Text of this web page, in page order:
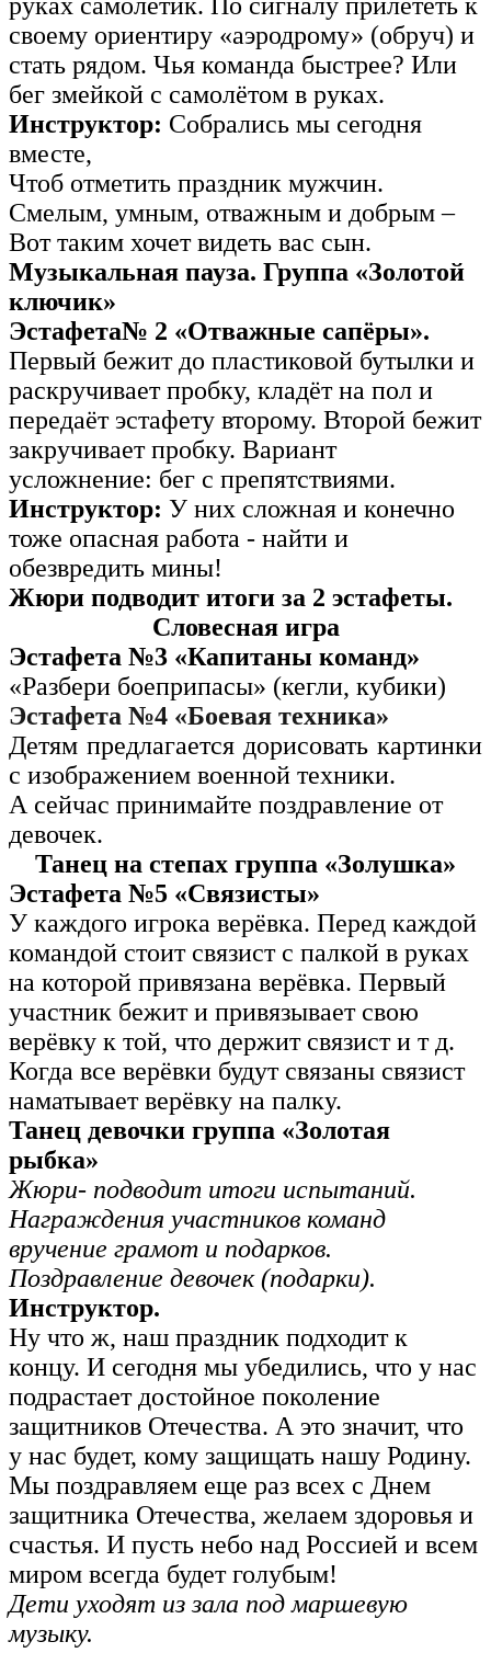
своему ориентиру «аэродрому» (обруч) и
стать рядом. Чья команда быстрее? Или
бег змейкой с самолётом в руках.
Инструктор: Собрались мы сегодня
вместе,
Чтоб отметить праздник мужчин.
Смелым, умным, отважным и добрым –
Вот таким хочет видеть вас сын.
Музыкальная пауза. Группа «Золотой
ключик»
Эстафета№ 2 «Отважные сапёры».
Первый бежит до пластиковой бутылки и
раскручивает пробку, кладёт на пол и
передаёт эстафету второму. Второй бежит
закручивает пробку. Вариант
усложнение: бег с препятствиями.
Инструктор: У них сложная и конечно
тоже опасная работа - найти и
обезвредить мины!
Жюри подводит итоги за 2 эстафеты.
Словесная игра
Эстафета №3 «Капитаны команд»
«Разбери боеприпасы» (кегли, кубики)
Эстафета №4 «Боевая техника»
Детям предлагается дорисовать картинки
с изображением военной техники.
А сейчас принимайте поздравление от
девочек.
Танец на степах группа «Золушка»
Эстафета №5 «Связисты»
У каждого игрока верёвка. Перед каждой
командой стоит связист с палкой в руках
на которой привязана верёвка. Первый
участник бежит и привязывает свою
верёвку к той, что держит связист и т д.
Когда все верёвки будут связаны связист
наматывает верёвку на палку.
Танец девочки группа «Золотая
рыбка»
Жюри- подводит итоги испытаний.
Награждения участников команд
вручение грамот и подарков.
Поздравление девочек (подарки).
Инструктор.
Ну что ж, наш праздник подходит к
концу. И сегодня мы убедились, что у нас
подрастает достойное поколение
защитников Отечества. А это значит, что
у нас будет, кому защищать нашу Родину.
Мы поздравляем еще раз всех с Днем
защитника Отечества, желаем здоровья и
счастья. И пусть небо над Россией и всем
миром всегда будет голубым!
Дети уходят из зала под маршевую
музыку.